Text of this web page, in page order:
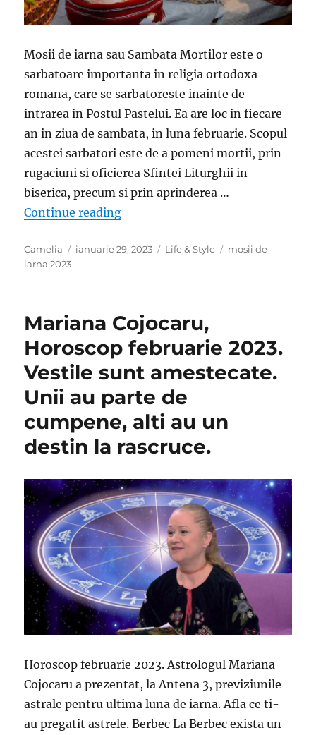
Mosii de iarna sau Sambata Mortilor este o
sarbatoare importanta in religia ortodoxa
romana, care se sarbatoreste inainte de
intrarea in Postul Pastelui. Ea are loc in fiecare
an in ziua de sambata, in luna februarie. Scopul
acestei sarbatori este de a pomeni mortii, prin
rugaciuni si oficierea Sfintei Liturghii in
biserica, precum si prin aprinderea …
Continue reading„Mosii de iarna 2023. Cand pica
Author
Camelia
Posted
ianuarie 29, 2023 Categories
Life & Style Tags
mosii de
iarna 2023
Mariana Cojocaru,
Horoscop februarie 2023.
Vestile sunt amestecate.
Unii au parte de
cumpene, alti au un
destin la rascruce.
Horoscop februarie 2023. Astrologul Mariana
Cojocaru a prezentat, la Antena 3, previziunile
astrale pentru ultima luna de iarna. Afla ce ti-
au pregatit astrele. Berbec La Berbec exista un